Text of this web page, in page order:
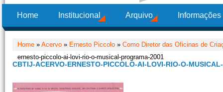
Home Institucional Arquivo
Home » Acervo » Ernesto Piccolo » Como Diretor das Oficinas de
ernesto-piccolo-ai-lovi-rio-o-musical-programa-2001
CBTIJ-ACERVO-ERNESTO-PICCOLO-AI-LOVI-RIO-O-